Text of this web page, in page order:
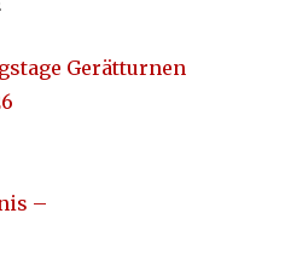
Gerätturnen
–